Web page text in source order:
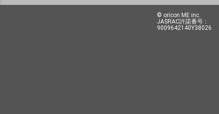
© oricon ME inc.
JASRAC許諾番号：
9009642140Y38026